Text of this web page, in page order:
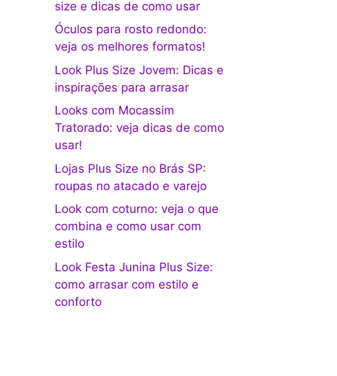
size e dicas de como usar
Óculos para rosto redondo:
veja os melhores formatos!
Look Plus Size Jovem: Dicas e
inspirações para arrasar
Looks com Mocassim
Tratorado: veja dicas de como
usar!
Lojas Plus Size no Brás SP:
roupas no atacado e varejo
Look com coturno: veja o que
combina e como usar com
estilo
Look Festa Junina Plus Size:
como arrasar com estilo e
conforto